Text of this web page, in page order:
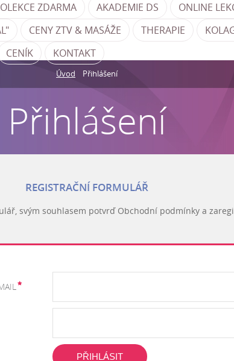
ZDARMA AKADEMIE DS
ONLINE
CENY ZTV & MASÁŽE THERAPIE
CENÍK KONTAKT
Úvod Přihlášení
Přihlášení
REGISTRAČNÍ FORMULÁŘ
svým souhlasem potvrď Obchodní podmínky a
PŘIHLÁSIT